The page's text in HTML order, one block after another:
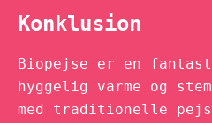
Konklusion
Biopejse er en
hyggelig varme og
med traditionelle